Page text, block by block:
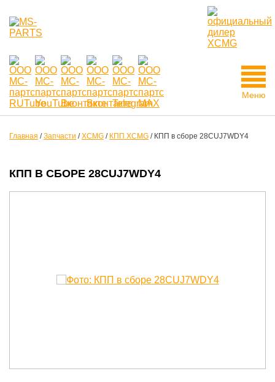
Меню
Главная /Запчасти /XCMG / КПП XCMG / КПП в сборе 28CUJ7WDY4
КПП В СБОРЕ 28CUJ7WDY4